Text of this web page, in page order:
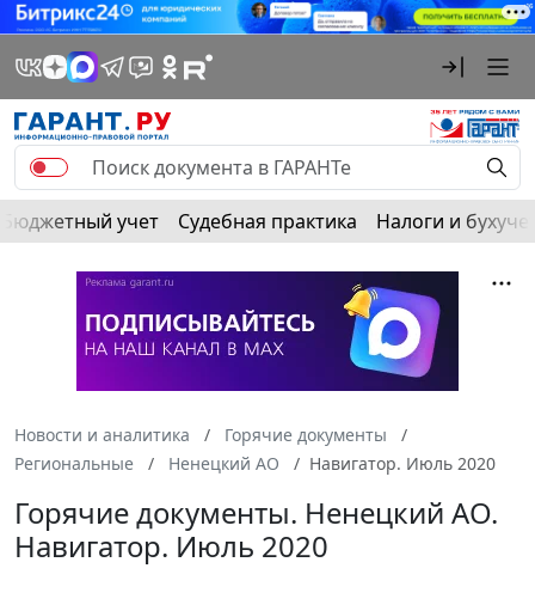
Бюджетный учет Судебная практика Налоги и
Новости и аналитика
Горячие документы
Региональные
Ненецкий АО Навигатор. Июль 2020
Горячие документы. Ненецкий АО.
Навигатор. Июль 2020